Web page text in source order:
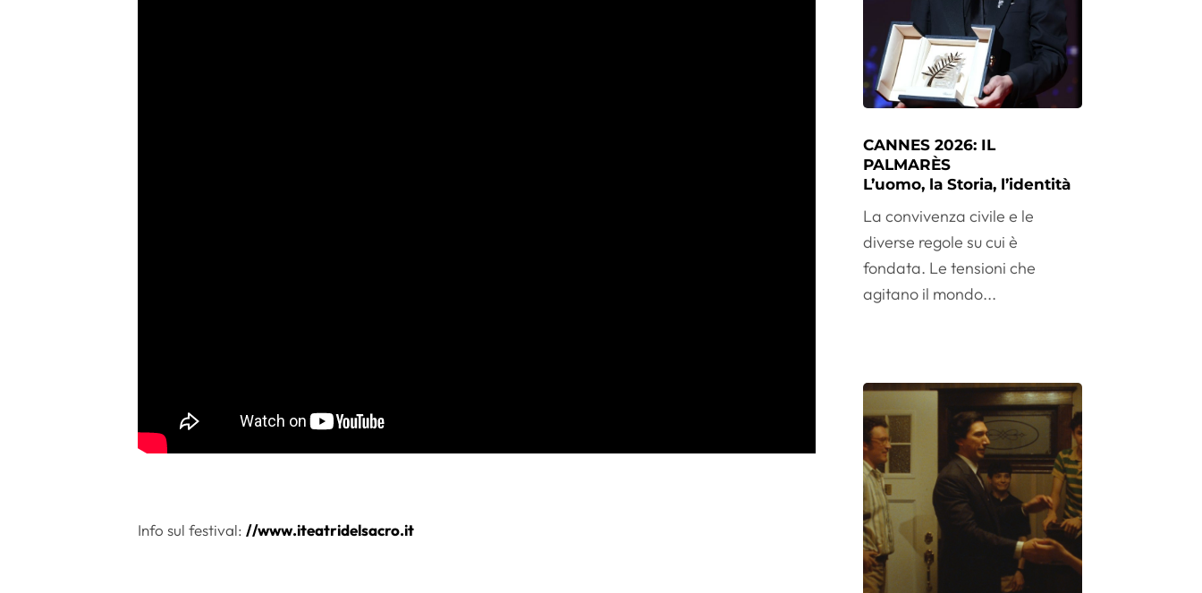
Info sul festival://www.iteatridelsacro.it
CANNES 2026: IL
PALMARÈS
L’uomo, la Storia, l’identità
La convivenza civile e le
diverse regole su cui è
fondata. Le tensioni che
agitano il mondo...